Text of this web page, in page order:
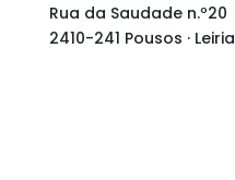
Rua da Saudade n.º20
2410-241 Pousos ·